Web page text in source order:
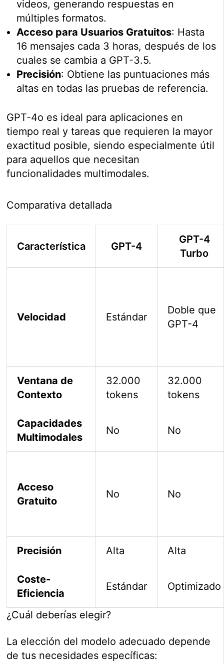
videos, generando respuestas en
múltiples formatos.
Acceso para Usuarios Gratuitos: Hasta
16 mensajes cada 3 horas, después de los
cuales se cambia a GPT-3.5.
Precisión: Obtiene las puntuaciones más
altas en todas las pruebas de referencia.
GPT-4o es ideal para aplicaciones en
tiempo real y tareas que requieren la mayor
exactitud posible, siendo especialmente útil
para aquellos que necesitan
funcionalidades multimodales.
Comparativa detallada
Característica GPT-4
GPT-4
Turbo
Velocidad Estándar
Doble que
GPT-4
Ventana de
Contexto
32.000
tokens
32.000
tokens
Capacidades
Multimodales
No No
Acceso
Gratuito
No No
Precisión Alta Alta
Coste-
Eficiencia
Estándar Optimizado
¿Cuál deberías elegir?
La elección del modelo adecuado depende
de tus necesidades específicas: